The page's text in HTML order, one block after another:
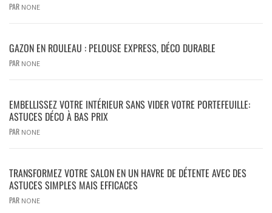
PAR NONE
GAZON EN ROULEAU : PELOUSE EXPRESS, DÉCO DURABLE
PAR NONE
EMBELLISSEZ VOTRE INTÉRIEUR SANS VIDER VOTRE PORTEFEUILLE:
ASTUCES DÉCO À BAS PRIX
PAR NONE
TRANSFORMEZ VOTRE SALON EN UN HAVRE DE DÉTENTE AVEC DES
ASTUCES SIMPLES MAIS EFFICACES
PAR NONE